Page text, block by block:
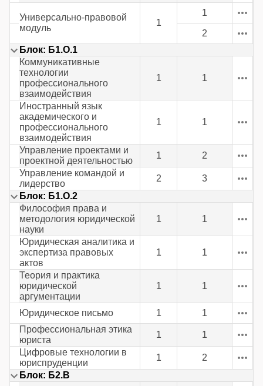
Универсально-правовой
модуль
1
1
2
Блок: Б1.О.1
Коммуникативные
технологии
профессионального
взаимодействия
1 1
Иностранный язык
академического и
профессионального
взаимодействия
1 1
Управление проектами и
проектной деятельностью
1
2
Управление командой и
лидерство
2
3
Блок: Б1.О.2
Философия права и
методология юридической
науки
1 1
Юридическая аналитика и
экспертиза правовых
актов
1 1
Теория и практика
юридической
аргументации
1 1
Юридическое письмо 1
1
Профессиональная этика
юриста
1
1
Цифровые технологии в
юриспруденции
1
2
Блок: Б2.В